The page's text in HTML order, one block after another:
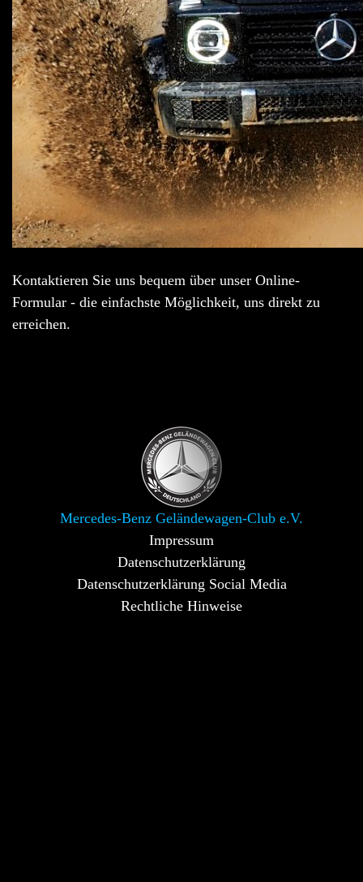
Kontaktieren Sie uns bequem über unser Online-
Formular - die einfachste Möglichkeit, uns direkt zu
erreichen.
Mercedes-Benz Geländewagen-Club e.V.
Impressum
Datenschutzerklärung
Datenschutzerklärung Social Media
Rechtliche Hinweise